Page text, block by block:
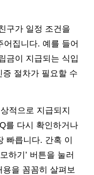
구가 일정 조건을
어집니다. 예를 들어
금이 지급되는 식입
절차가 필요할 수
적으로 지급되지
를 다시 확인하거나
빠릅니다. 간혹 이
하기’ 버튼을 눌러
을 꼼꼼히 살펴보